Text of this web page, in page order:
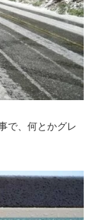
で、何とかグレ